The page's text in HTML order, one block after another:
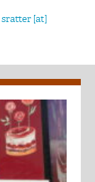
sratter [at]